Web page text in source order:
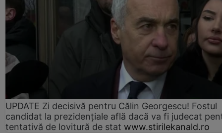
UPDATE Zi decisivă pentru Călin Georgescu! Fostul
candidat la prezidențiale află dacă va fi judecat
tentativă de lovitură de stat www.stirilekanald.ro